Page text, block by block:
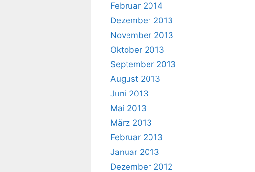
Februar 2014
Dezember 2013
November 2013
Oktober 2013
September 2013
August 2013
Juni 2013
Mai 2013
März 2013
Februar 2013
Januar 2013
Dezember 2012